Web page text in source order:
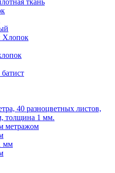
Хлопок
40 разноцветных листов,
толщина 1 мм.
метражом
мм